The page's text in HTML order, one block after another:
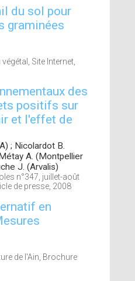
du sol pour
graminées
Site Internet,
des
positifs sur
et l'effet de
; Nicolardot B.
A. (Montpellier
J. (Arvalis)
n°347, juillet-août
de presse, 2008
en
de l'Ain, Brochure